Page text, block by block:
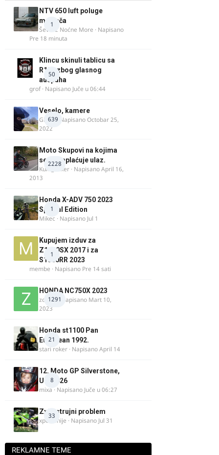
1
NTV 650 luft poluge
menjača
Ševa iz Noćne More · Napisano
Pre 18 minuta
50
Klincu skinuli tablicu sa
R125 zbog glasnog
auspuha
grof· Napisano Juče u 06:44
639
Veselo, kamere
GR 46· NapisanoOctobar 25,
2022
2228
Moto Skupovi na kojima
se ne naplaćuje ulaz.
Kum_Mixer · NapisanoApril 16,
2013
1
Honda X-ADV 750 2023
Special Edition
Mikec · Napisano Jul 1
1
Kupujem izduv za
Z1000SX 2017 i za
S1000RR 2023
membe · Napisano Pre 14 sati
1291
HONDA NC750X 2023
zdelija· Napisano Mart 10,
2023
21
Honda st1100 Pan
European 1992.
stari roker · NapisanoApril 14
8
12. Moto GP Silverstone,
UK, 2026
mixa · Napisano Juče u 06:27
33
Zx9r strujni problem
xpetronije · Napisano Jul 31
REKLAMNE TEME